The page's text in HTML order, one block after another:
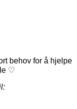
behov for å hjelpe
♡